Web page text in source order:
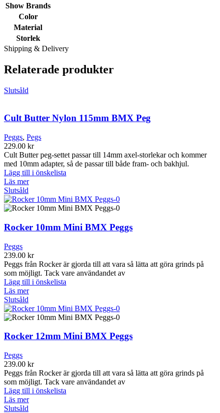
Show Brands
Color
Material
Storlek
Shipping & Delivery
Relaterade produkter
Slutsåld
Cult Butter Nylon 115mm BMX Peg
Peggs, Pegs
229.00 kr
Cult Butter peg-settet passar till 14mm axel-storlekar och kommer
med 10mm adapter, så de passar till både fram- och bakhjul.
Lägg till i önskelista
Läs mer
Slutsåld
Rocker 10mm Mini BMX Peggs
Peggs
239.00 kr
Peggs från Rocker är gjorda till att vara så lätta att göra grinds på
som möjligt. Tack vare användandet av
Lägg till i önskelista
Läs mer
Slutsåld
Rocker 12mm Mini BMX Peggs
Peggs
239.00 kr
Peggs från Rocker är gjorda till att vara så lätta att göra grinds på
som möjligt. Tack vare användandet av
Lägg till i önskelista
Läs mer
Slutsåld